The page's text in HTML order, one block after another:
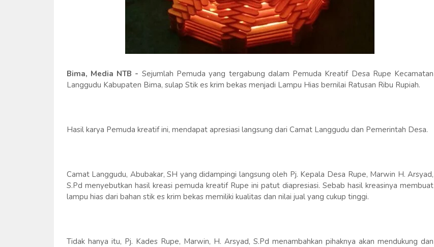
Bima, Media NTB - Sejumlah Pemuda yang tergabung dalam Pemuda Kreatif Desa Rupe Kecamatan
Langgudu Kabupaten Bima, sulap Stik es krim bekas menjadi Lampu Hias bernilai Ratusan Ribu Rupiah.
Hasil karya Pemuda kreatif ini, mendapat apresiasi langsung dari Camat Langgudu dan Pemerintah Desa.
Camat Langgudu, Abubakar, SH yang didampingi langsung oleh Pj. Kepala Desa Rupe, Marwin H. Arsyad,
S.Pd menyebutkan hasil kreasi pemuda kreatif Rupe ini patut diapresiasi. Sebab hasil kreasinya membuat
lampu hias dari bahan stik es krim bekas memiliki kualitas dan nilai jual yang cukup tinggi.
Tidak hanya itu, Pj. Kades Rupe, Marwin, H. Arsyad, S.Pd menambahkan pihaknya akan mendukung dan